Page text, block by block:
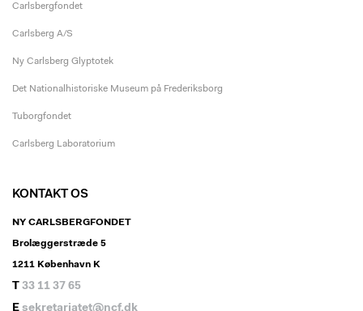
Carlsbergfondet
Carlsberg A/S
Ny Carlsberg Glyptotek
Det Nationalhistoriske Museum på Frederiksborg
Tuborgfondet
Carlsberg Laboratorium
KONTAKT OS
NY CARLSBERGFONDET
Brolæggerstræde 5
1211 København K
T 33 11 37 65
E sekretariatet@ncf.dk